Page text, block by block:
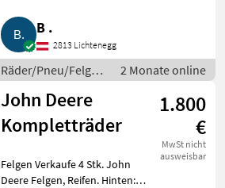
und Lochkreis 275. Passend zu
Steyr und Lindner. Standort
Niederösterreich. Preis V
B .
2813 Lichtenegg
Räder/Pneu/Felgen
/ Kompletträder
2 Monate online
John Deere
Kompletträder
1.800
€
MwSt nicht
ausweisbar
Felgen Verkaufe 4 Stk. John
Deere Felgen, Reifen. Hinten: